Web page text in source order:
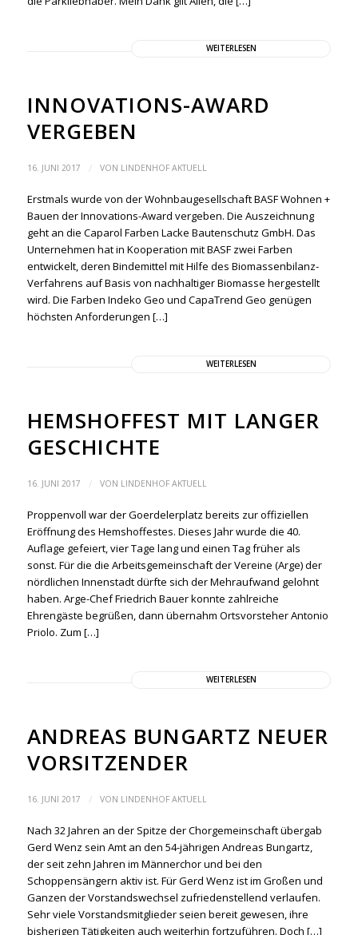
WEITERLESEN
INNOVATIONS-AWARD
VERGEBEN
16. JUNI 2017 / VON LINDENHOF AKTUELL
Erstmals wurde von der Wohnbaugesellschaft BASF Wohnen +
Bauen der Innovations-Award vergeben. Die Auszeichnung
geht an die Caparol Farben Lacke Bautenschutz GmbH. Das
Unternehmen hat in Kooperation mit BASF zwei Farben
entwickelt, deren Bindemittel mit Hilfe des Biomassenbilanz-
Verfahrens auf Basis von nachhaltiger Biomasse hergestellt
wird. Die Farben Indeko Geo und CapaTrend Geo genügen
höchsten Anforderungen […]
WEITERLESEN
HEMSHOFFEST MIT LANGER
GESCHICHTE
16. JUNI 2017 / VON LINDENHOF AKTUELL
Proppenvoll war der Goerdelerplatz bereits zur offiziellen
Eröffnung des Hemshoffestes. Dieses Jahr wurde die 40.
Auflage gefeiert, vier Tage lang und einen Tag früher als
sonst. Für die die Arbeitsgemeinschaft der Vereine (Arge) der
nördlichen Innenstadt dürfte sich der Mehraufwand gelohnt
haben. Arge-Chef Friedrich Bauer konnte zahlreiche
Ehrengäste begrüßen, dann übernahm Ortsvorsteher Antonio
Priolo. Zum […]
WEITERLESEN
ANDREAS BUNGARTZ NEUER
VORSITZENDER
16. JUNI 2017 / VON LINDENHOF AKTUELL
Nach 32 Jahren an der Spitze der Chorgemeinschaft übergab
Gerd Wenz sein Amt an den 54-jährigen Andreas Bungartz,
der seit zehn Jahren im Männerchor und bei den
Schoppensängern aktiv ist. Für Gerd Wenz ist im Großen und
Ganzen der Vorstandswechsel zufriedenstellend verlaufen.
Sehr viele Vorstandsmitglieder seien bereit gewesen, ihre
bisherigen Tätigkeiten auch weiterhin fortzuführen. Doch […]